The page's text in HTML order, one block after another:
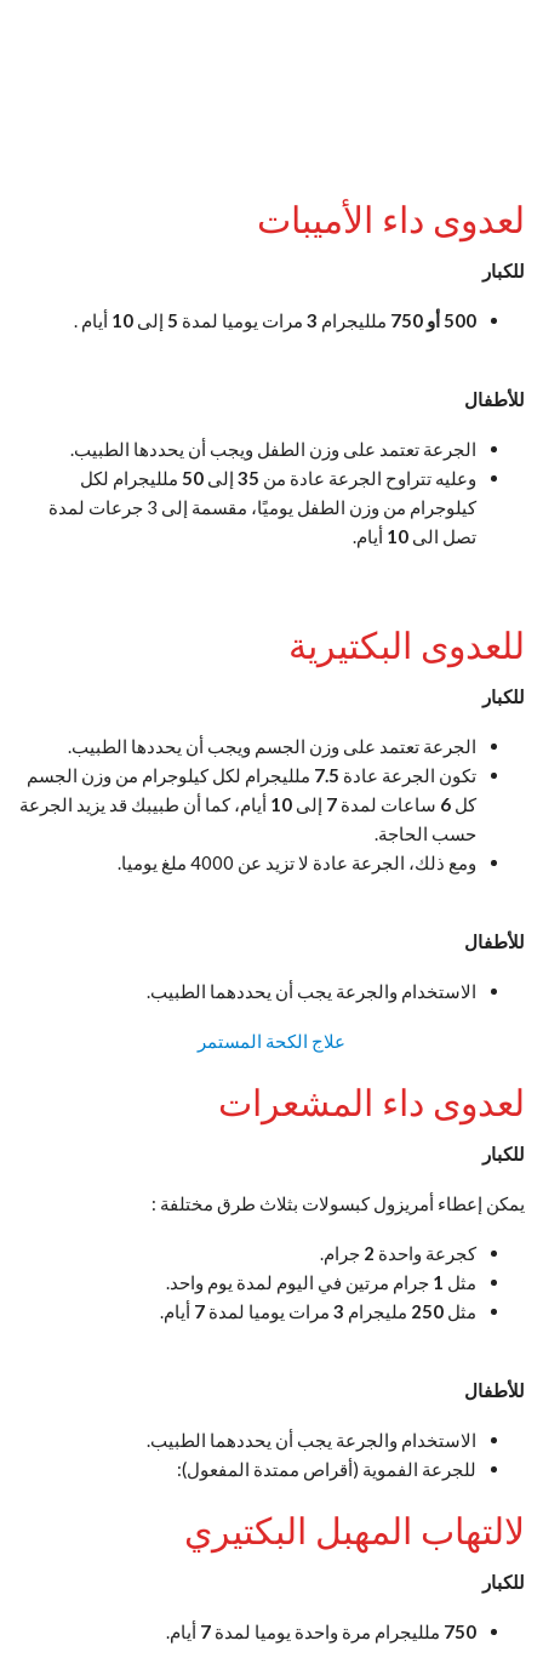
لعدوى داء الأميبات
للكبار
500 أو 750 ملليجرام 3 مرات يوميا لمدة إلى 10 أيام .
للأطفال
الجرعة تعتمد على وزن الطفل ويجب أن يحددها الطبيب.
وعليه تتراوح الجرعة عادة من
إلى 50 ملليجرام لكل
كيلوجرام من وزن الطفل يوميًا، مقسمة إلى 3 جرعات لمدة
تصل الى
أيام.
للعدوى البكتيرية
للكبار
الجرعة تعتمد على وزن الجسم ويجب أن يحددها الطبيب.
تكون الجرعة عادة
ملليجرام لكل كيلوجرام من وزن الجسم
كل 6 ساعات لمدة 7 إلى 10 أيام، كما أن طبيبك قد يزيد الجرعة
حسب الحاجة.
ومع ذلك، الجرعة عادة لا تزيد عن 4000 ملغ يوميا.
للأطفال
الاستخدام والجرعة يجب أن يحددهما الطبيب.
علاج الكحة المستمر
لعدوى داء المشعرات
للكبار
يمكن إعطاء أمريزول كبسولات بثلاث طرق مختلفة :
كجرعة واحدة 2 جرام.
مثل 1 جرام مرتين في اليوم لمدة يوم واحد.
مثل 250 مليجرام 3 مرات يوميا لمدة 7 أيام.
للأطفال
الاستخدام والجرعة يجب أن يحددهما الطبيب.
للجرعة الفموية (أقراص ممتدة المفعول):
لالتهاب المهبل البكتيري
للكبار
750 ملليجرام مرة واحدة يوميا لمدة أيام.